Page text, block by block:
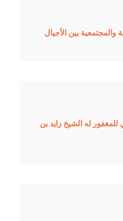
والمجتمعية بين الأجيال
للمغفور له الشيخ زايد بن